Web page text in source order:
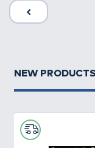
NEW PRODUCTS